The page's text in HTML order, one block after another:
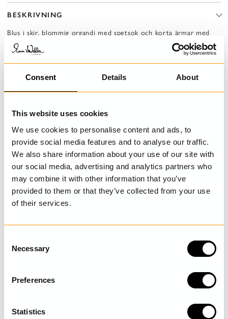
Consent Details About
This website uses cookies
We use cookies to personalise content and ads, to
provide social media features and to analyse our traffic.
We also share information about your use of our site with
our social media, advertising and analytics partners who
may combine it with other information that you’ve
provided to them or that they’ve collected from your use
of their services.
Necessary
Preferences
Statistics
BESKRIVNING
Blus i skir, blommig organdi med spetsok och korta ärmar med
resår i fåll. Knäppning med knappar och öglor fram och dragsko
med knytband i nederkant.
DETALJER
STORLEKSGUIDE
SENAST BESÖKTA